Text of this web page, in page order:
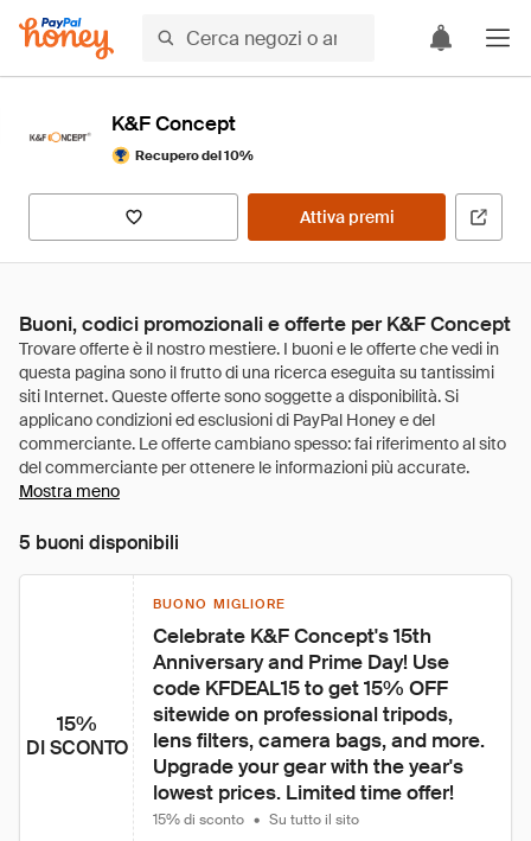
K&F Concept
Recupero del 10%
Attiva premi
Buoni, codici promozionali e offerte per K&F Concept
Mostra meno
5 buoni disponibili
15%
DI SCONTO
BUONO MIGLIORE
Celebrate K&F Concept's 15th
Anniversary and Prime Day! Use
code KFDEAL15 to get 15% OFF
sitewide on professional tripods,
lens filters, camera bags, and more.
Upgrade your gear with the year's
lowest prices. Limited time offer!
15% di sconto • Su tutto il sito